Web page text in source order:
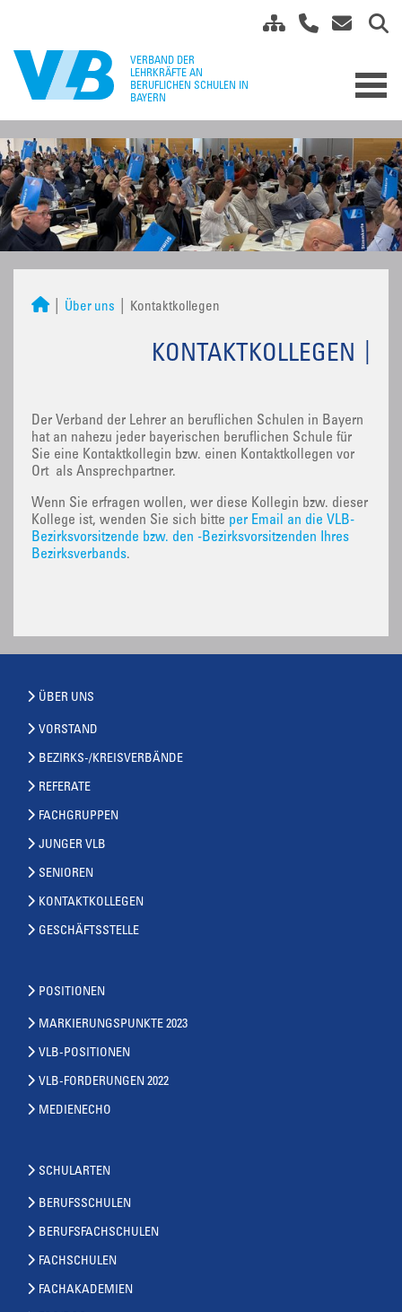
Über uns Kontaktkollegen
KONTAKTKOLLEGEN
Der Verband der Lehrer an beruflichen Schulen in Bayern
hat an nahezu jeder bayerischen beruflichen Schule für
Sie eine Kontaktkollegin bzw. einen Kontaktkollegen vor
Ort als Ansprechpartner.
Wenn Sie erfragen wollen, wer diese Kollegin bzw. dieser
Kollege ist, wenden Sie sich bitte per Email an die VLB-
Bezirksvorsitzende bzw. den -Bezirksvorsitzenden Ihres
Bezirksverbands.
ÜBER UNS
VORSTAND
BEZIRKS-/KREISVERBÄNDE
REFERATE
FACHGRUPPEN
JUNGER VLB
SENIOREN
KONTAKTKOLLEGEN
GESCHÄFTSSTELLE
POSITIONEN
MARKIERUNGSPUNKTE 2023
VLB-POSITIONEN
VLB-FORDERUNGEN 2022
MEDIENECHO
SCHULARTEN
BERUFSSCHULEN
BERUFSFACHSCHULEN
FACHSCHULEN
FACHAKADEMIEN